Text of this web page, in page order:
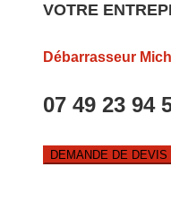
VOTRE
Débarrasseur
07 49 23 94
DEMANDE DE DEVIS